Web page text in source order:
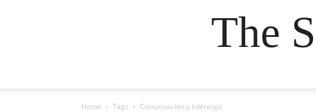
The
Home Tags Conservación y liderazgo